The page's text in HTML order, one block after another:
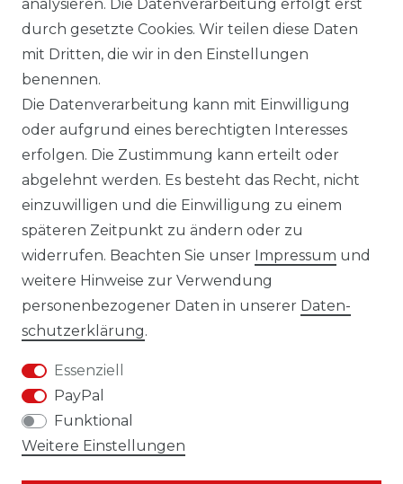
14 TAGE RÜCKGABERECHT
Laro-Shop.de
06233-7705680
info@laro-shop.de
Montag - Freitag, 09:00 - 17:00
Widerrufs­recht
analysieren. Die Datenverarbeitung erfolgt erst
durch gesetzte Cookies. Wir teilen diese Daten
mit Dritten, die wir in den Einstellungen
benennen.
Die Datenverarbeitung kann mit Einwilligung
oder aufgrund eines berechtigten Interesses
erfolgen. Die Zustimmung kann erteilt oder
abgelehnt werden. Es besteht das Recht, nicht
einzuwilligen und die Einwilligung zu einem
späteren Zeitpunkt zu ändern oder zu
widerrufen. Beachten Sie unser Impressum und
weitere Hinweise zur Verwendung
personenbezogener Daten in unserer Daten­
schutz­erklärung.
Essenziell
PayPal
Funktional
Weitere Einstellungen